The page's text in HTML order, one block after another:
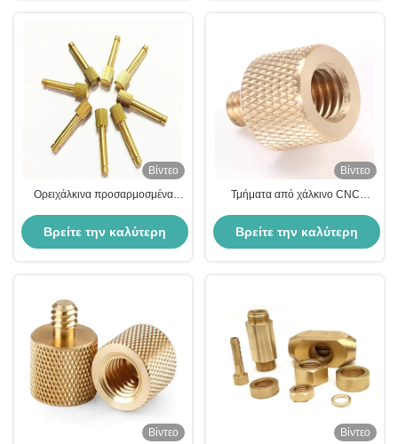
Βίντεο
Ορειχάλκινα προσαρμοσμένα
Ανταλλακτικά αλουμινίου Rapid
Prototype Machineded
Βρείτε την καλύτερη
Βίντεο
Τμήματα από χάλκινο CNC
Βρείτε την καλύτερη
Βίντεο
Βίντεο